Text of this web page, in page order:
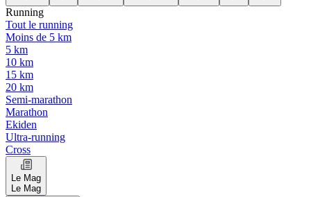
Running
Tout le running
Moins de 5 km
5 km
10 km
15 km
20 km
Semi-marathon
Marathon
Ekiden
Ultra-running
Cross
Le Mag
Le Mag